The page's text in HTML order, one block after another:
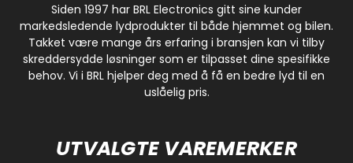
Siden 1997 har BRL Electronics gitt sine kunder
markedsledende lydprodukter til både hjemmet og bilen.
Takket være mange års erfaring i bransjen kan vi tilby
skreddersydde løsninger som er tilpasset dine spesifikke
behov. Vi i BRL hjelper deg med å få en bedre lyd til en
uslåelig pris.
UTVALGTE VAREMERKER